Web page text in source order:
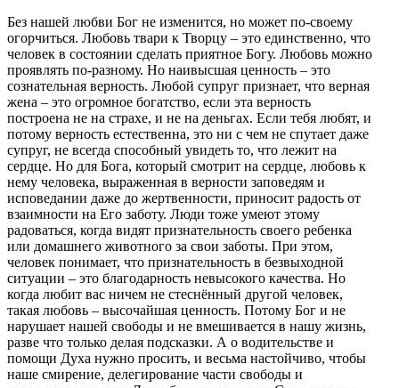
Без нашей любви Бог не изменится, но может по-своему
огорчиться. Любовь твари к Творцу – это единственно, что
человек в состоянии сделать приятное Богу. Любовь можно
проявлять по-разному. Но наивысшая ценность – это
сознательная верность. Любой супруг признает, что верная
жена – это огромное богатство, если эта верность
построена не на страхе, и не на деньгах. Если тебя любят, и
потому верность естественна, это ни с чем не спутает даже
супруг, не всегда способный увидеть то, что лежит на
сердце. Но для Бога, который смотрит на сердце, любовь к
нему человека, выраженная в верности заповедям и
исповедании даже до жертвенности, приносит радость от
взаимности на Его заботу. Люди тоже умеют этому
радоваться, когда видят признательность своего ребенка
или домашнего животного за свои заботы. При этом,
человек понимает, что признательность в безвыходной
ситуации – это благодарность невысокого качества. Но
когда любит вас ничем не стеснённый другой человек,
такая любовь – высочайшая ценность. Потому Бог и не
нарушает нашей свободы и не вмешивается в нашу жизнь,
разве что только делая подсказки. А о водительстве и
помощи Духа нужно просить, и весьма настойчиво, чтобы
наше смирение, делегирование части свободы и